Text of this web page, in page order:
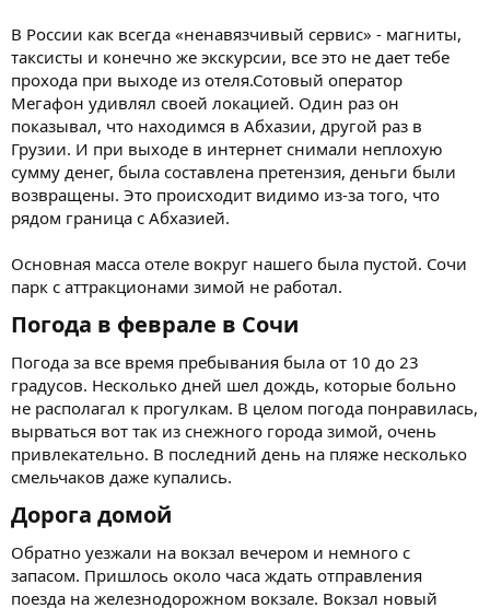
В России как всегда «ненавязчивый сервис» - магниты,
таксисты и конечно же экскурсии, все это не дает тебе
прохода при выходе из отеля.Сотовый оператор
Мегафон удивлял своей локацией. Один раз он
показывал, что находимся в Абхазии, другой раз в
Грузии. И при выходе в интернет снимали неплохую
сумму денег, была составлена претензия, деньги были
возвращены. Это происходит видимо из-за того, что
рядом граница с Абхазией.
Основная масса отеле вокруг нашего была пустой. Сочи
парк с аттракционами зимой не работал.
Погода в феврале в Сочи​
Погода за все время пребывания была от 10 до 23
градусов. Несколько дней шел дождь, которые больно
не располагал к прогулкам. В целом погода понравилась,
вырваться вот так из снежного города зимой, очень
привлекательно. В последний день на пляже несколько
смельчаков даже купались.
Дорога домой​
Обратно уезжали на вокзал вечером и немного с
запасом. Пришлось около часа ждать отправления
поезда на железнодорожном вокзале. Вокзал новый